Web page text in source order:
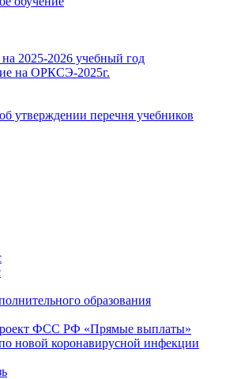
2025-2026 учебный год
на ОРКСЭ-2025г.
утверждении перечня учебников
образования
ФСС РФ «Прямые выплаты»
новой коронавирусной инфекции